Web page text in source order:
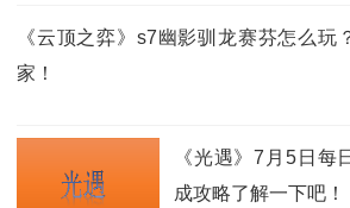
《云顶之弈》s7幽影驯龙赛芬怎么玩
家！
《光遇》7月5日每
成攻略了解一下吧！